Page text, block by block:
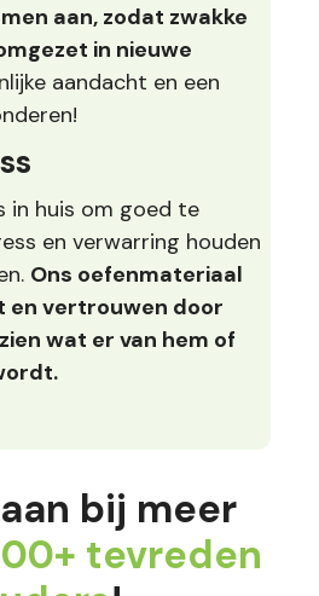
aan, zodat zwakke
in nieuwe
aandacht en een
in huis om goed te
en verwarring houden
Ons oefenmateriaal
en vertrouwen door
wat er van hem of
bij meer
tevreden